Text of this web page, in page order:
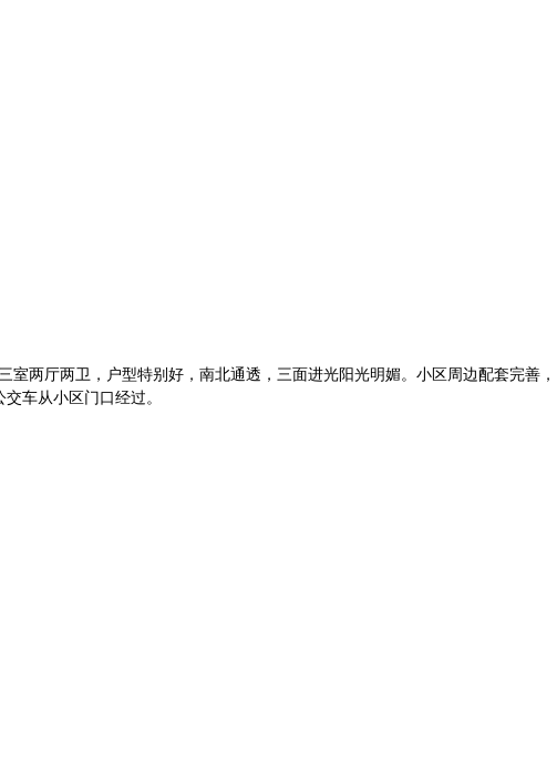
两厅两卫，户型特别好，南北通透，三面进光阳光明媚。小区周边配套完善，
车从小区门口经过。